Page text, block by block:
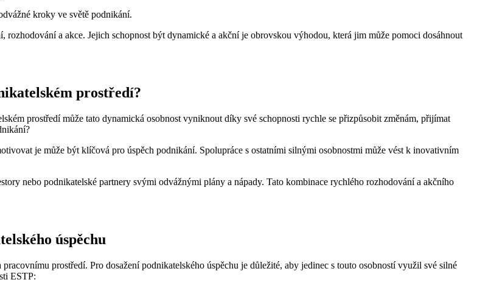
kroky ve světě podnikání.
a akce. Jejich schopnost být dynamické a akční je obrovskou výhodou, která jim může pomoci dosáhnout
prostředí?
prostředí může tato dynamická osobnost vyniknout díky své schopnosti rychle se přizpůsobit změnám, přijímat
je může být klíčová pro úspěch podnikání. Spolupráce s ostatními silnými osobnostmi může vést k inovativním
nebo podnikatelské partnery svými odvážnými plány a nápady. Tato kombinace rychlého rozhodování a akčního
úspěchu
prostředí. Pro dosažení podnikatelského úspěchu je důležité, aby jedinec s touto osobností využil své silné
ESTP: